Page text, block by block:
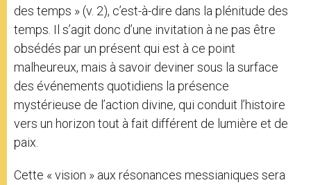
des temps » (v. 2), c’est-à-dire dans la plénitude des
temps. Il s’agit donc d’une invitation à ne pas être
obsédés par un présent qui est à ce point
malheureux, mais à savoir deviner sous la surface
des événements quotidiens la présence
mystérieuse de l’action divine, qui conduit l’histoire
vers un horizon tout à fait différent de lumière et de
paix.
Cette « vision » aux résonances messianiques sera